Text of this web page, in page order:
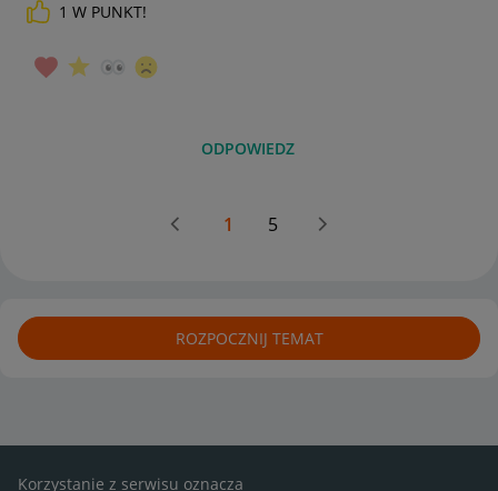
1 W PUNKT!
ODPOWIEDZ
1 5
ROZPOCZNIJ TEMAT
Korzystanie z serwisu oznacza